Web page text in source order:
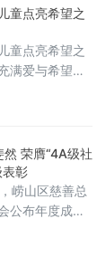
余名困难家庭
无数孩子重获
勿延误病情先
疗窗口期，病
肺动
童点亮希望之
童点亮希望之
满爱与希望的
不仅是自闭
专业的结晶。
的痛苦，因此
与希望的环
始终坚守仁爱
方法，专注于
源上解决问
荣膺“4A级社
表彰
崂山区慈善总
公布年度成绩
区委区政府坚
坚持党建引